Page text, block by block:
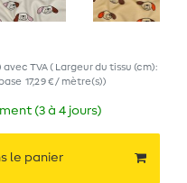
avec TVA( Largeur du tissu (cm):
17,29 € / mètre(s))
(3 à 4 jours)
le panier